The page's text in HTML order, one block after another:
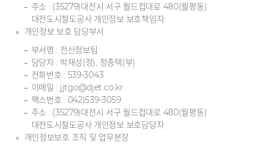
주소 : (35279)대전시 서구 월드컵대로 480(월평동)
대전도시철도공사 개인정보 보호책임자
개인정보 보호 담당부서
부서명 : 전산정보팀
담당자 : 박재성(정), 정종택(부)
전화번호 : 539-3043
이메일 : jjtgo@djet.co.kr
팩스번호 : 042)539-3059
주소 : (35279)대전시 서구 월드컵대로 480(월평동)
대전도시철도공사 개인정보 보호담당자
개인정보보호 조직 및 업무분장